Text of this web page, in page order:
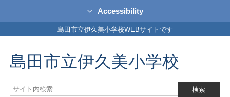
Accessibility
島田市立伊久美小学校WEBサイトです
島田市立伊久美小学校